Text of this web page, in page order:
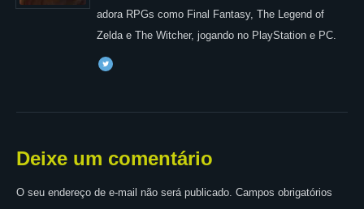
adora RPGs como Final Fantasy, The Legend of
Zelda e The Witcher, jogando no PlayStation e PC.
Deixe um comentário
O seu endereço de e-mail não será publicado. Campos obrigatórios